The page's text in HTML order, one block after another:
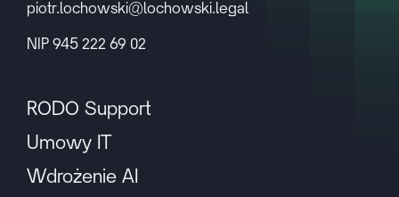
piotr.lochowski@lochowski.legal
NIP 945 222 69 02
RODO Support
Umowy IT
Wdrożenie AI